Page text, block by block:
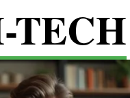
TECH